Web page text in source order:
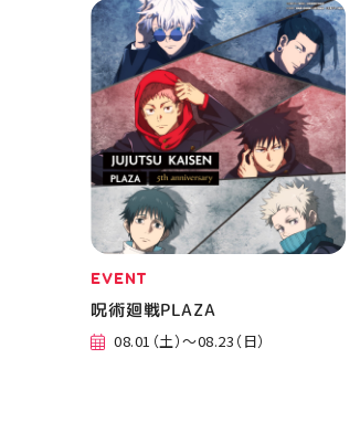
EVENT
呪術廻戦PLAZA
08.01（土）～08.23（日）